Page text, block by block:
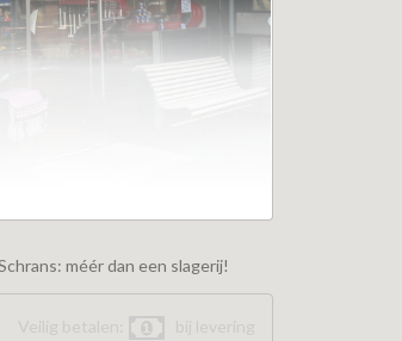
méér dan een slagerij!